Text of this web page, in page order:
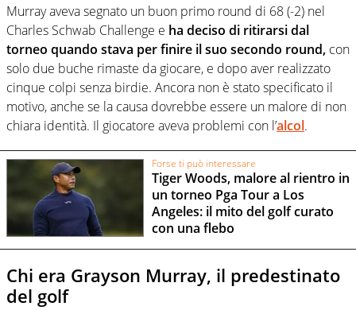
Murray aveva segnato un buon primo round di 68 (-2) nel
Charles Schwab Challenge e ha deciso di ritirarsi dal
torneo quando stava per finire il suo secondo round, con
solo due buche rimaste da giocare, e dopo aver realizzato
cinque colpi senza birdie. Ancora non è stato specificato il
motivo, anche se la causa dovrebbe essere un malore di non
chiara identità. Il giocatore aveva problemi con l’alcol.
Forse ti può interessare
Tiger Woods, malore al rientro in
un torneo Pga Tour a Los
Angeles: il mito del golf curato
con una flebo
Chi era Grayson Murray, il predestinato
del golf